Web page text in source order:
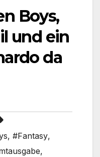
Boys,
und ein
da
, #Fantasy,
,